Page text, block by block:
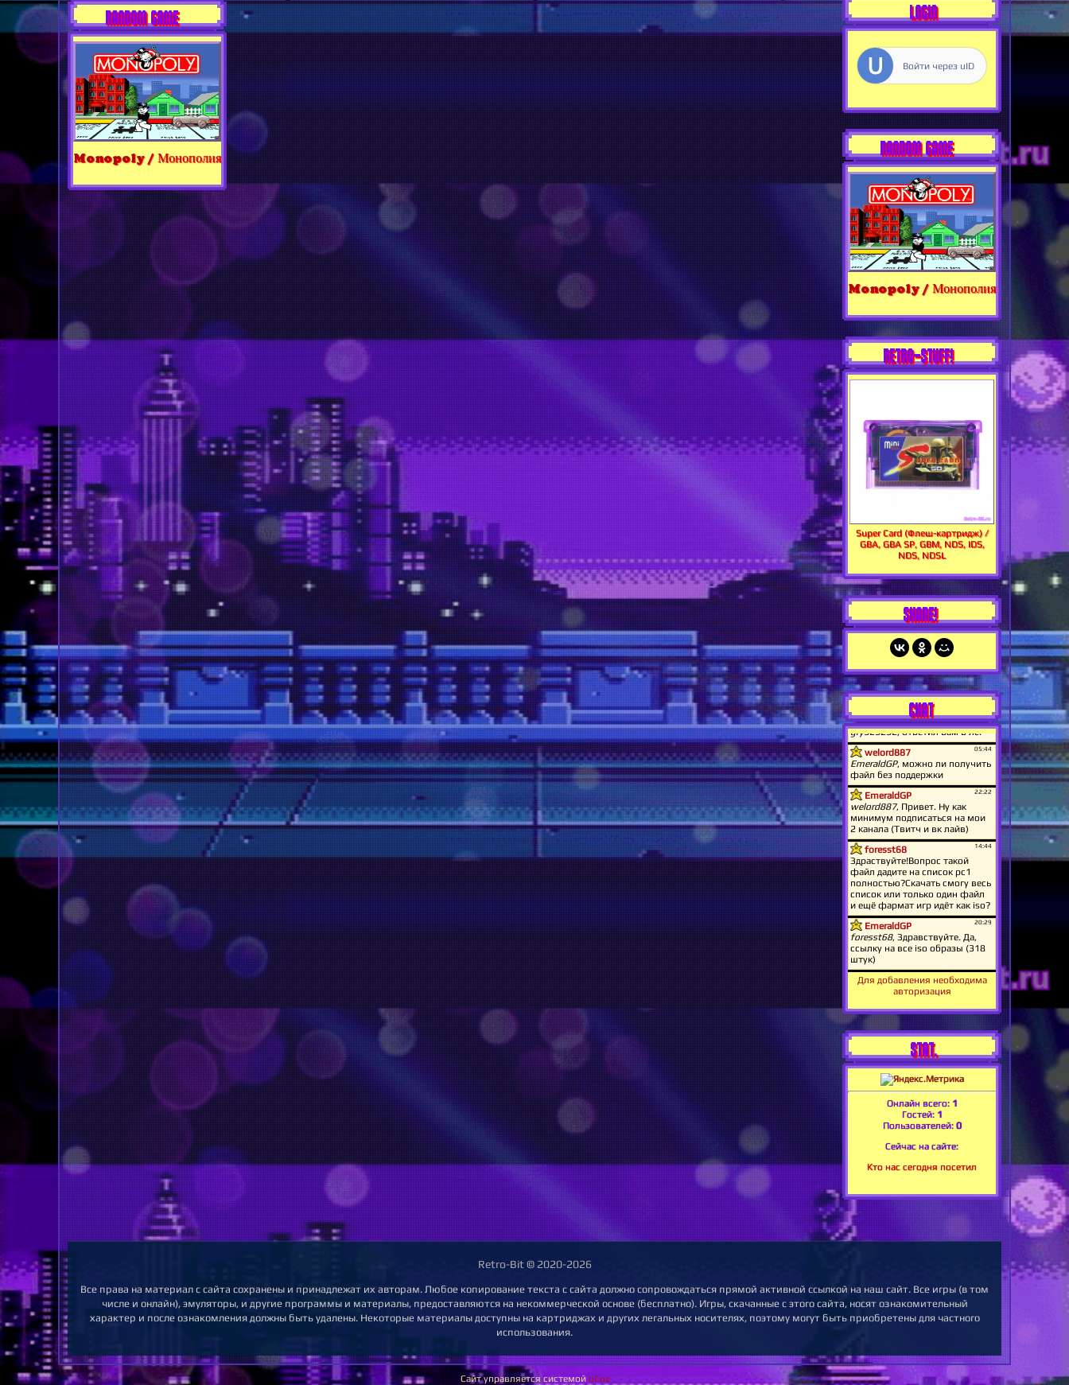
RANDOM GAME
Monopoly / Монополия
LOGIN
Войти через uID
RANDOM GAME
Monopoly / Монополия
RETRO-STUFF!
Super Card (Флеш-картридж) /
GBA, GBA SP, GBM, NDS, IDS,
NDS, NDSL
SHARE!
CHAT
Для добавления необходима
авторизация
STAT.
Онлайн всего: 1
Гостей: 1
Пользователей: 0
Сейчас на сайте:
Кто нас сегодня посетил
Retro-Bit © 2020-2026
Все права на материал с сайта сохранены и принадлежат их авторам. Любое копирование текста с сайта должно сопровождаться прямой активной ссылкой на наш сайт. Все игры (в том
числе и онлайн), эмуляторы, и другие программы и материалы, предоставляются на некоммерческой основе (бесплатно). Игры, скачанные с этого сайта, носят ознакомительный
характер и после ознакомления должны быть удалены. Некоторые материалы доступны на картриджах и других легальных носителях, поэтому могут быть приобретены для частного
использования.
Сайт управляется системой uCoz